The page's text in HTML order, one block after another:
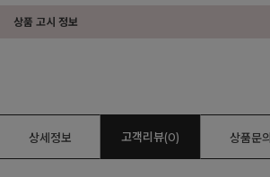
상품 고시 정보
상세정보 고객리뷰(0) 상품문의